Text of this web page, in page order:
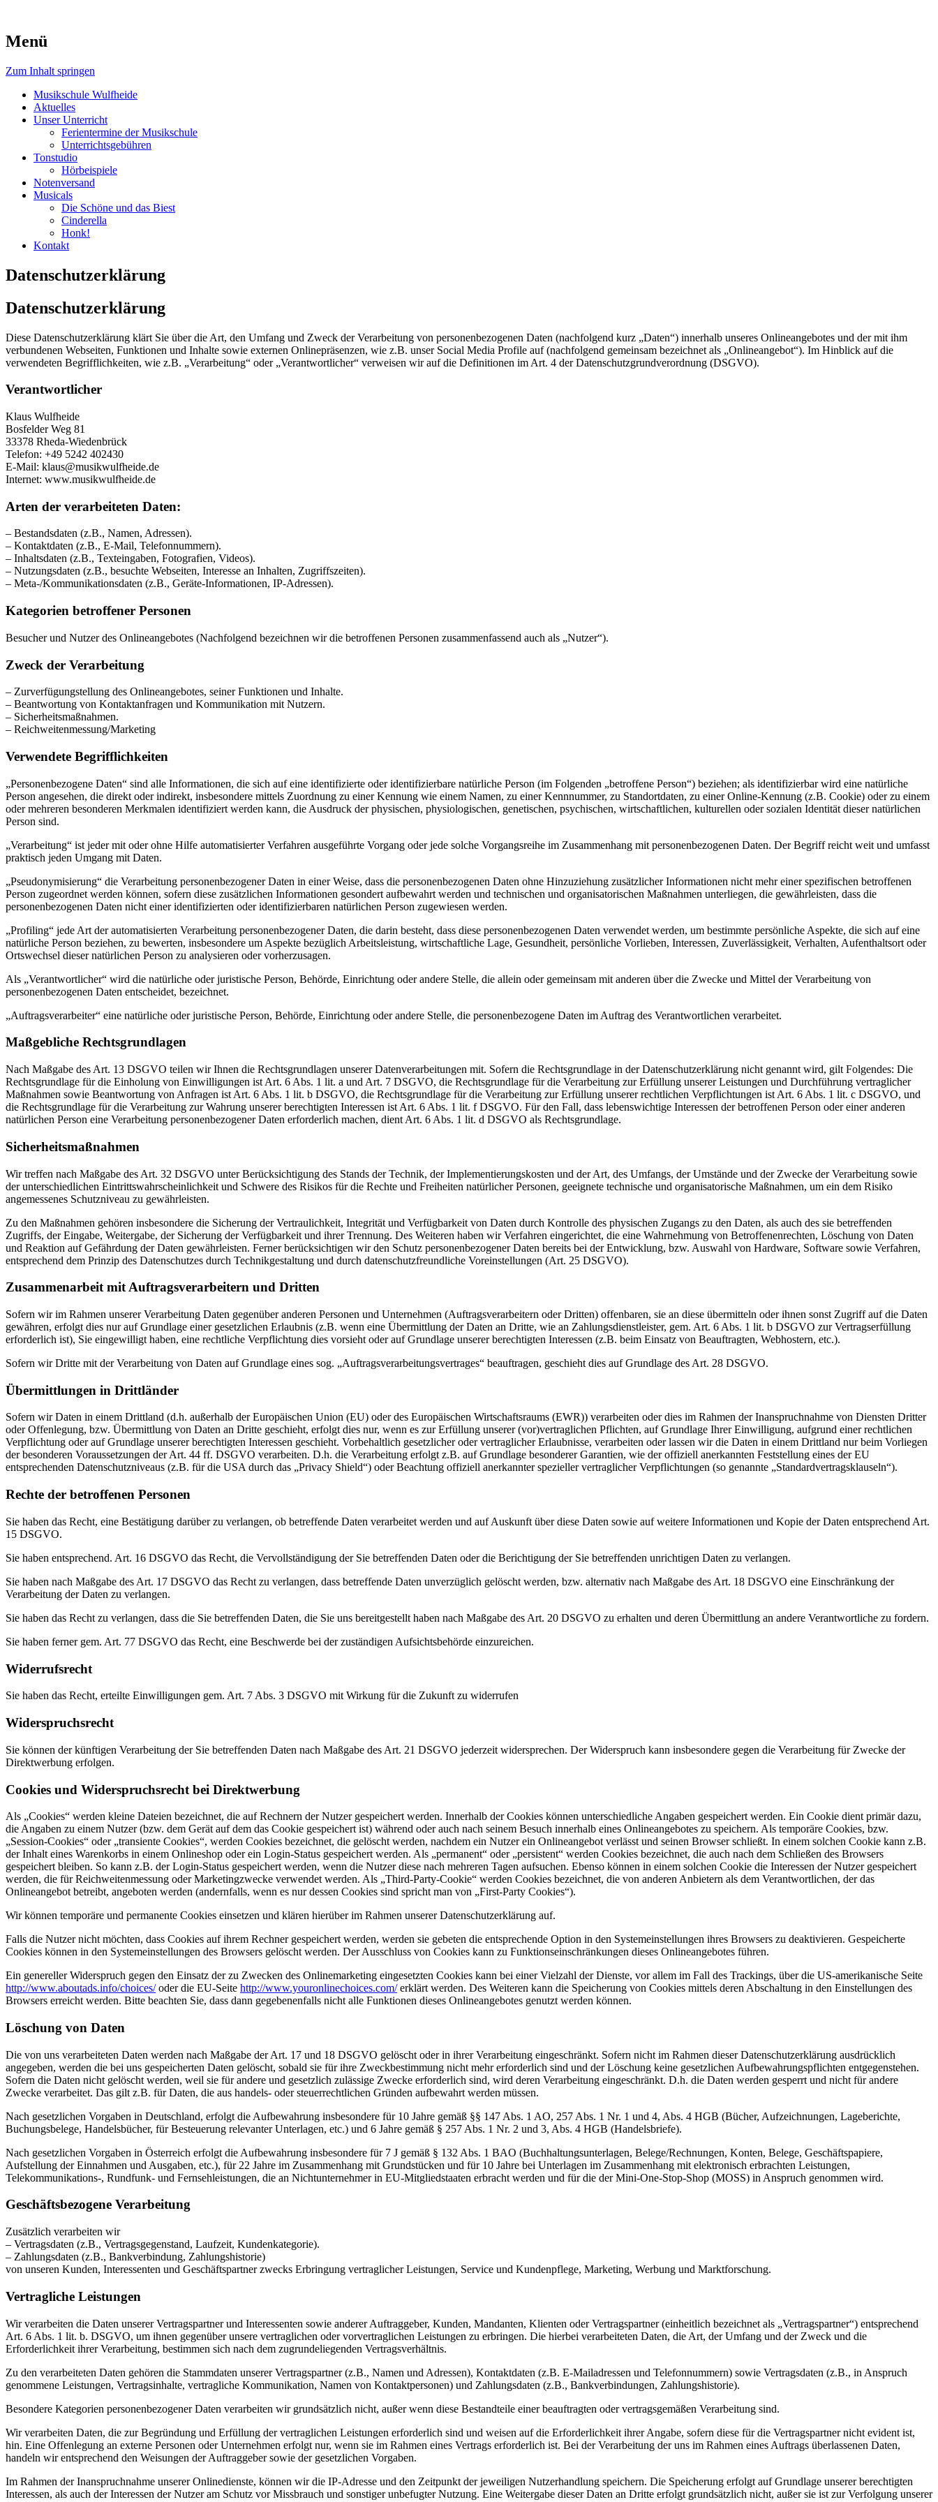
Menü
Zum Inhalt springen
Musikschule Wulfheide
Aktuelles
Unser Unterricht
Ferientermine der Musikschule
Unterrichtsgebühren
Tonstudio
Hörbeispiele
Notenversand
Musicals
Die Schöne und das Biest
Cinderella
Honk!
Kontakt
Datenschutzerklärung
Datenschutzerklärung
Diese Datenschutzerklärung klärt Sie über die Art, den Umfang und Zweck der Verarbeitung von personenbezogenen Daten (nachfolgend kurz „Daten“) innerhalb unseres Onlineangebotes und der mit ihm
verbundenen Webseiten, Funktionen und Inhalte sowie externen Onlinepräsenzen, wie z.B. unser Social Media Profile auf (nachfolgend gemeinsam bezeichnet als „Onlineangebot“). Im Hinblick auf die
verwendeten Begrifflichkeiten, wie z.B. „Verarbeitung“ oder „Verantwortlicher“ verweisen wir auf die Definitionen im Art. 4 der Datenschutzgrundverordnung (DSGVO).
Verantwortlicher
Klaus Wulfheide
Bosfelder Weg 81
33378 Rheda-Wiedenbrück
Telefon: +49 5242 402430
E-Mail: klaus@musikwulfheide.de
Internet: www.musikwulfheide.de
Arten der verarbeiteten Daten:
– Bestandsdaten (z.B., Namen, Adressen).
– Kontaktdaten (z.B., E-Mail, Telefonnummern).
– Inhaltsdaten (z.B., Texteingaben, Fotografien, Videos).
– Nutzungsdaten (z.B., besuchte Webseiten, Interesse an Inhalten, Zugriffszeiten).
– Meta-/Kommunikationsdaten (z.B., Geräte-Informationen, IP-Adressen).
Kategorien betroffener Personen
Besucher und Nutzer des Onlineangebotes (Nachfolgend bezeichnen wir die betroffenen Personen zusammenfassend auch als „Nutzer“).
Zweck der Verarbeitung
– Zurverfügungstellung des Onlineangebotes, seiner Funktionen und Inhalte.
– Beantwortung von Kontaktanfragen und Kommunikation mit Nutzern.
– Sicherheitsmaßnahmen.
– Reichweitenmessung/Marketing
Verwendete Begrifflichkeiten
„Personenbezogene Daten“ sind alle Informationen, die sich auf eine identifizierte oder identifizierbare natürliche Person (im Folgenden „betroffene Person“) beziehen; als identifizierbar wird eine natürliche
Person angesehen, die direkt oder indirekt, insbesondere mittels Zuordnung zu einer Kennung wie einem Namen, zu einer Kennnummer, zu Standortdaten, zu einer Online-Kennung (z.B. Cookie) oder zu einem
oder mehreren besonderen Merkmalen identifiziert werden kann, die Ausdruck der physischen, physiologischen, genetischen, psychischen, wirtschaftlichen, kulturellen oder sozialen Identität dieser natürlichen
Person sind.
„Verarbeitung“ ist jeder mit oder ohne Hilfe automatisierter Verfahren ausgeführte Vorgang oder jede solche Vorgangsreihe im Zusammenhang mit personenbezogenen Daten. Der Begriff reicht weit und umfasst
praktisch jeden Umgang mit Daten.
„Pseudonymisierung“ die Verarbeitung personenbezogener Daten in einer Weise, dass die personenbezogenen Daten ohne Hinzuziehung zusätzlicher Informationen nicht mehr einer spezifischen betroffenen
Person zugeordnet werden können, sofern diese zusätzlichen Informationen gesondert aufbewahrt werden und technischen und organisatorischen Maßnahmen unterliegen, die gewährleisten, dass die
personenbezogenen Daten nicht einer identifizierten oder identifizierbaren natürlichen Person zugewiesen werden.
„Profiling“ jede Art der automatisierten Verarbeitung personenbezogener Daten, die darin besteht, dass diese personenbezogenen Daten verwendet werden, um bestimmte persönliche Aspekte, die sich auf eine
natürliche Person beziehen, zu bewerten, insbesondere um Aspekte bezüglich Arbeitsleistung, wirtschaftliche Lage, Gesundheit, persönliche Vorlieben, Interessen, Zuverlässigkeit, Verhalten, Aufenthaltsort oder
Ortswechsel dieser natürlichen Person zu analysieren oder vorherzusagen.
Als „Verantwortlicher“ wird die natürliche oder juristische Person, Behörde, Einrichtung oder andere Stelle, die allein oder gemeinsam mit anderen über die Zwecke und Mittel der Verarbeitung von
personenbezogenen Daten entscheidet, bezeichnet.
„Auftragsverarbeiter“ eine natürliche oder juristische Person, Behörde, Einrichtung oder andere Stelle, die personenbezogene Daten im Auftrag des Verantwortlichen verarbeitet.
Maßgebliche Rechtsgrundlagen
Nach Maßgabe des Art. 13 DSGVO teilen wir Ihnen die Rechtsgrundlagen unserer Datenverarbeitungen mit. Sofern die Rechtsgrundlage in der Datenschutzerklärung nicht genannt wird, gilt Folgendes: Die
Rechtsgrundlage für die Einholung von Einwilligungen ist Art. 6 Abs. 1 lit. a und Art. 7 DSGVO, die Rechtsgrundlage für die Verarbeitung zur Erfüllung unserer Leistungen und Durchführung vertraglicher
Maßnahmen sowie Beantwortung von Anfragen ist Art. 6 Abs. 1 lit. b DSGVO, die Rechtsgrundlage für die Verarbeitung zur Erfüllung unserer rechtlichen Verpflichtungen ist Art. 6 Abs. 1 lit. c DSGVO, und
die Rechtsgrundlage für die Verarbeitung zur Wahrung unserer berechtigten Interessen ist Art. 6 Abs. 1 lit. f DSGVO. Für den Fall, dass lebenswichtige Interessen der betroffenen Person oder einer anderen
natürlichen Person eine Verarbeitung personenbezogener Daten erforderlich machen, dient Art. 6 Abs. 1 lit. d DSGVO als Rechtsgrundlage.
Sicherheitsmaßnahmen
Wir treffen nach Maßgabe des Art. 32 DSGVO unter Berücksichtigung des Stands der Technik, der Implementierungskosten und der Art, des Umfangs, der Umstände und der Zwecke der Verarbeitung sowie
der unterschiedlichen Eintrittswahrscheinlichkeit und Schwere des Risikos für die Rechte und Freiheiten natürlicher Personen, geeignete technische und organisatorische Maßnahmen, um ein dem Risiko
angemessenes Schutzniveau zu gewährleisten.
Zu den Maßnahmen gehören insbesondere die Sicherung der Vertraulichkeit, Integrität und Verfügbarkeit von Daten durch Kontrolle des physischen Zugangs zu den Daten, als auch des sie betreffenden
Zugriffs, der Eingabe, Weitergabe, der Sicherung der Verfügbarkeit und ihrer Trennung. Des Weiteren haben wir Verfahren eingerichtet, die eine Wahrnehmung von Betroffenenrechten, Löschung von Daten
und Reaktion auf Gefährdung der Daten gewährleisten. Ferner berücksichtigen wir den Schutz personenbezogener Daten bereits bei der Entwicklung, bzw. Auswahl von Hardware, Software sowie Verfahren,
entsprechend dem Prinzip des Datenschutzes durch Technikgestaltung und durch datenschutzfreundliche Voreinstellungen (Art. 25 DSGVO).
Zusammenarbeit mit Auftragsverarbeitern und Dritten
Sofern wir im Rahmen unserer Verarbeitung Daten gegenüber anderen Personen und Unternehmen (Auftragsverarbeitern oder Dritten) offenbaren, sie an diese übermitteln oder ihnen sonst Zugriff auf die Daten
gewähren, erfolgt dies nur auf Grundlage einer gesetzlichen Erlaubnis (z.B. wenn eine Übermittlung der Daten an Dritte, wie an Zahlungsdienstleister, gem. Art. 6 Abs. 1 lit. b DSGVO zur Vertragserfüllung
erforderlich ist), Sie eingewilligt haben, eine rechtliche Verpflichtung dies vorsieht oder auf Grundlage unserer berechtigten Interessen (z.B. beim Einsatz von Beauftragten, Webhostern, etc.).
Sofern wir Dritte mit der Verarbeitung von Daten auf Grundlage eines sog. „Auftragsverarbeitungsvertrages“ beauftragen, geschieht dies auf Grundlage des Art. 28 DSGVO.
Übermittlungen in Drittländer
Sofern wir Daten in einem Drittland (d.h. außerhalb der Europäischen Union (EU) oder des Europäischen Wirtschaftsraums (EWR)) verarbeiten oder dies im Rahmen der Inanspruchnahme von Diensten Dritter
oder Offenlegung, bzw. Übermittlung von Daten an Dritte geschieht, erfolgt dies nur, wenn es zur Erfüllung unserer (vor)vertraglichen Pflichten, auf Grundlage Ihrer Einwilligung, aufgrund einer rechtlichen
Verpflichtung oder auf Grundlage unserer berechtigten Interessen geschieht. Vorbehaltlich gesetzlicher oder vertraglicher Erlaubnisse, verarbeiten oder lassen wir die Daten in einem Drittland nur beim Vorliegen
der besonderen Voraussetzungen der Art. 44 ff. DSGVO verarbeiten. D.h. die Verarbeitung erfolgt z.B. auf Grundlage besonderer Garantien, wie der offiziell anerkannten Feststellung eines der EU
entsprechenden Datenschutzniveaus (z.B. für die USA durch das „Privacy Shield“) oder Beachtung offiziell anerkannter spezieller vertraglicher Verpflichtungen (so genannte „Standardvertragsklauseln“).
Rechte der betroffenen Personen
Sie haben das Recht, eine Bestätigung darüber zu verlangen, ob betreffende Daten verarbeitet werden und auf Auskunft über diese Daten sowie auf weitere Informationen und Kopie der Daten entsprechend Art.
15 DSGVO.
Sie haben entsprechend. Art. 16 DSGVO das Recht, die Vervollständigung der Sie betreffenden Daten oder die Berichtigung der Sie betreffenden unrichtigen Daten zu verlangen.
Sie haben nach Maßgabe des Art. 17 DSGVO das Recht zu verlangen, dass betreffende Daten unverzüglich gelöscht werden, bzw. alternativ nach Maßgabe des Art. 18 DSGVO eine Einschränkung der
Verarbeitung der Daten zu verlangen.
Sie haben das Recht zu verlangen, dass die Sie betreffenden Daten, die Sie uns bereitgestellt haben nach Maßgabe des Art. 20 DSGVO zu erhalten und deren Übermittlung an andere Verantwortliche zu fordern.
Sie haben ferner gem. Art. 77 DSGVO das Recht, eine Beschwerde bei der zuständigen Aufsichtsbehörde einzureichen.
Widerrufsrecht
Sie haben das Recht, erteilte Einwilligungen gem. Art. 7 Abs. 3 DSGVO mit Wirkung für die Zukunft zu widerrufen
Widerspruchsrecht
Sie können der künftigen Verarbeitung der Sie betreffenden Daten nach Maßgabe des Art. 21 DSGVO jederzeit widersprechen. Der Widerspruch kann insbesondere gegen die Verarbeitung für Zwecke der
Direktwerbung erfolgen.
Cookies und Widerspruchsrecht bei Direktwerbung
Als „Cookies“ werden kleine Dateien bezeichnet, die auf Rechnern der Nutzer gespeichert werden. Innerhalb der Cookies können unterschiedliche Angaben gespeichert werden. Ein Cookie dient primär dazu,
die Angaben zu einem Nutzer (bzw. dem Gerät auf dem das Cookie gespeichert ist) während oder auch nach seinem Besuch innerhalb eines Onlineangebotes zu speichern. Als temporäre Cookies, bzw.
„Session-Cookies“ oder „transiente Cookies“, werden Cookies bezeichnet, die gelöscht werden, nachdem ein Nutzer ein Onlineangebot verlässt und seinen Browser schließt. In einem solchen Cookie kann z.B.
der Inhalt eines Warenkorbs in einem Onlineshop oder ein Login-Status gespeichert werden. Als „permanent“ oder „persistent“ werden Cookies bezeichnet, die auch nach dem Schließen des Browsers
gespeichert bleiben. So kann z.B. der Login-Status gespeichert werden, wenn die Nutzer diese nach mehreren Tagen aufsuchen. Ebenso können in einem solchen Cookie die Interessen der Nutzer gespeichert
werden, die für Reichweitenmessung oder Marketingzwecke verwendet werden. Als „Third-Party-Cookie“ werden Cookies bezeichnet, die von anderen Anbietern als dem Verantwortlichen, der das
Onlineangebot betreibt, angeboten werden (andernfalls, wenn es nur dessen Cookies sind spricht man von „First-Party Cookies“).
Wir können temporäre und permanente Cookies einsetzen und klären hierüber im Rahmen unserer Datenschutzerklärung auf.
Falls die Nutzer nicht möchten, dass Cookies auf ihrem Rechner gespeichert werden, werden sie gebeten die entsprechende Option in den Systemeinstellungen ihres Browsers zu deaktivieren. Gespeicherte
Cookies können in den Systemeinstellungen des Browsers gelöscht werden. Der Ausschluss von Cookies kann zu Funktionseinschränkungen dieses Onlineangebotes führen.
Ein genereller Widerspruch gegen den Einsatz der zu Zwecken des Onlinemarketing eingesetzten Cookies kann bei einer Vielzahl der Dienste, vor allem im Fall des Trackings, über die US-amerikanische Seite
http://www.aboutads.info/choices/oder die EU-Seite http://www.youronlinechoices.com/erklärt werden. Des Weiteren kann die Speicherung von Cookies mittels deren Abschaltung in den Einstellungen des
Browsers erreicht werden. Bitte beachten Sie, dass dann gegebenenfalls nicht alle Funktionen dieses Onlineangebotes genutzt werden können.
Löschung von Daten
Die von uns verarbeiteten Daten werden nach Maßgabe der Art. 17 und 18 DSGVO gelöscht oder in ihrer Verarbeitung eingeschränkt. Sofern nicht im Rahmen dieser Datenschutzerklärung ausdrücklich
angegeben, werden die bei uns gespeicherten Daten gelöscht, sobald sie für ihre Zweckbestimmung nicht mehr erforderlich sind und der Löschung keine gesetzlichen Aufbewahrungspflichten entgegenstehen.
Sofern die Daten nicht gelöscht werden, weil sie für andere und gesetzlich zulässige Zwecke erforderlich sind, wird deren Verarbeitung eingeschränkt. D.h. die Daten werden gesperrt und nicht für andere
Zwecke verarbeitet. Das gilt z.B. für Daten, die aus handels- oder steuerrechtlichen Gründen aufbewahrt werden müssen.
Nach gesetzlichen Vorgaben in Deutschland, erfolgt die Aufbewahrung insbesondere für 10 Jahre gemäß §§ 147 Abs. 1 AO, 257 Abs. 1 Nr. 1 und 4, Abs. 4 HGB (Bücher, Aufzeichnungen, Lageberichte,
Buchungsbelege, Handelsbücher, für Besteuerung relevanter Unterlagen, etc.) und 6 Jahre gemäß § 257 Abs. 1 Nr. 2 und 3, Abs. 4 HGB (Handelsbriefe).
Nach gesetzlichen Vorgaben in Österreich erfolgt die Aufbewahrung insbesondere für 7 J gemäß § 132 Abs. 1 BAO (Buchhaltungsunterlagen, Belege/Rechnungen, Konten, Belege, Geschäftspapiere,
Aufstellung der Einnahmen und Ausgaben, etc.), für 22 Jahre im Zusammenhang mit Grundstücken und für 10 Jahre bei Unterlagen im Zusammenhang mit elektronisch erbrachten Leistungen,
Telekommunikations-, Rundfunk- und Fernsehleistungen, die an Nichtunternehmer in EU-Mitgliedstaaten erbracht werden und für die der Mini-One-Stop-Shop (MOSS) in Anspruch genommen wird.
Geschäftsbezogene Verarbeitung
Zusätzlich verarbeiten wir
– Vertragsdaten (z.B., Vertragsgegenstand, Laufzeit, Kundenkategorie).
– Zahlungsdaten (z.B., Bankverbindung, Zahlungshistorie)
von unseren Kunden, Interessenten und Geschäftspartner zwecks Erbringung vertraglicher Leistungen, Service und Kundenpflege, Marketing, Werbung und Marktforschung.
Vertragliche Leistungen
Wir verarbeiten die Daten unserer Vertragspartner und Interessenten sowie anderer Auftraggeber, Kunden, Mandanten, Klienten oder Vertragspartner (einheitlich bezeichnet als „Vertragspartner“) entsprechend
Art. 6 Abs. 1 lit. b. DSGVO, um ihnen gegenüber unsere vertraglichen oder vorvertraglichen Leistungen zu erbringen. Die hierbei verarbeiteten Daten, die Art, der Umfang und der Zweck und die
Erforderlichkeit ihrer Verarbeitung, bestimmen sich nach dem zugrundeliegenden Vertragsverhältnis.
Zu den verarbeiteten Daten gehören die Stammdaten unserer Vertragspartner (z.B., Namen und Adressen), Kontaktdaten (z.B. E-Mailadressen und Telefonnummern) sowie Vertragsdaten (z.B., in Anspruch
genommene Leistungen, Vertragsinhalte, vertragliche Kommunikation, Namen von Kontaktpersonen) und Zahlungsdaten (z.B., Bankverbindungen, Zahlungshistorie).
Besondere Kategorien personenbezogener Daten verarbeiten wir grundsätzlich nicht, außer wenn diese Bestandteile einer beauftragten oder vertragsgemäßen Verarbeitung sind.
Wir verarbeiten Daten, die zur Begründung und Erfüllung der vertraglichen Leistungen erforderlich sind und weisen auf die Erforderlichkeit ihrer Angabe, sofern diese für die Vertragspartner nicht evident ist,
hin. Eine Offenlegung an externe Personen oder Unternehmen erfolgt nur, wenn sie im Rahmen eines Vertrags erforderlich ist. Bei der Verarbeitung der uns im Rahmen eines Auftrags überlassenen Daten,
handeln wir entsprechend den Weisungen der Auftraggeber sowie der gesetzlichen Vorgaben.
Im Rahmen der Inanspruchnahme unserer Onlinedienste, können wir die IP-Adresse und den Zeitpunkt der jeweiligen Nutzerhandlung speichern. Die Speicherung erfolgt auf Grundlage unserer berechtigten
Interessen, als auch der Interessen der Nutzer am Schutz vor Missbrauch und sonstiger unbefugter Nutzung. Eine Weitergabe dieser Daten an Dritte erfolgt grundsätzlich nicht, außer sie ist zur Verfolgung unserer